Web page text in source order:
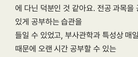
에 다닌 덕분인 것 같아요. 전공 과목을
있게 공부하는 습관을
들일 수 있었고, 부사관학과 특성상 매
때문에 오랜 시간 공부할 수 있는